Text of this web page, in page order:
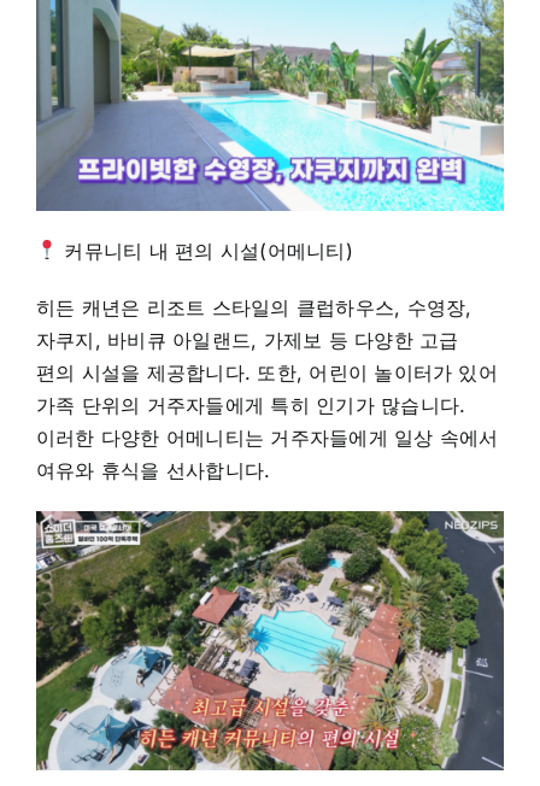
커뮤니티 내 편의 시설(어메니티)
히든 캐년은 리조트 스타일의 클럽하우스, 수영장,
자쿠지, 바비큐 아일랜드, 가제보 등 다양한 고급
편의 시설을 제공합니다. 또한, 어린이 놀이터가 있어
가족 단위의 거주자들에게 특히 인기가 많습니다.
이러한 다양한 어메니티는 거주자들에게 일상 속에서
여유와 휴식을 선사합니다.